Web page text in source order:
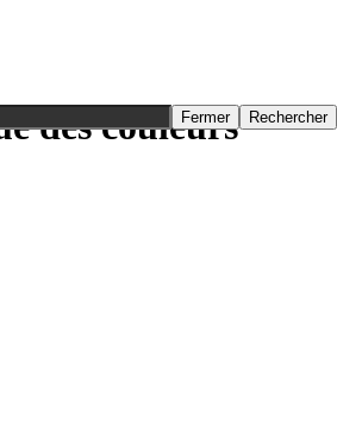
Fermer Rechercher
des couleurs